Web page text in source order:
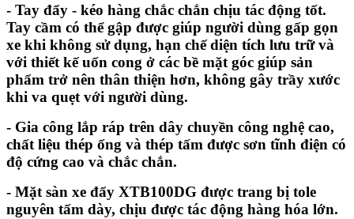
- Tay đẩy - kéo hàng chắc chắn chịu tác động tốt.
Tay cầm có thể gập được giúp người dùng gấp gọn
xe khi không sử dụng, hạn chế diện tích lưu trữ và
với thiết kế uốn cong ở các bề mặt góc giúp sản
phẩm trở nên thân thiện hơn, không gây trầy xước
khi va quẹt với người dùng.
- Gia công lắp ráp trên dây chuyền công nghệ cao,
chất liệu thép ống và thép tấm được sơn tĩnh điện có
độ cứng cao và chắc chắn.
- Mặt sàn xe đẩy XTB100DG được trang bị tole
nguyên tấm dày, chịu được tác động hàng hóa lớn.